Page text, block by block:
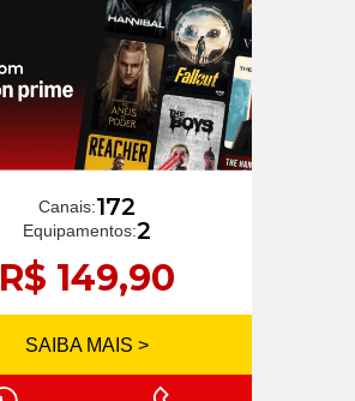
Canais:172
Equipamentos:2
R$ 149,90
SAIBA MAIS >